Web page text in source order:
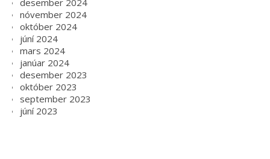
desember 2024
nóvember 2024
október 2024
júní 2024
mars 2024
janúar 2024
desember 2023
október 2023
september 2023
júní 2023